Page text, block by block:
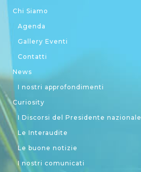
Chi Siamo
Agenda
Gallery Eventi
Contatti
News
I nostri approfondimenti
Curiosity
I Discorsi del Presidente nazionale
Le Interaudite
Le buone notizie
I nostri comunicati